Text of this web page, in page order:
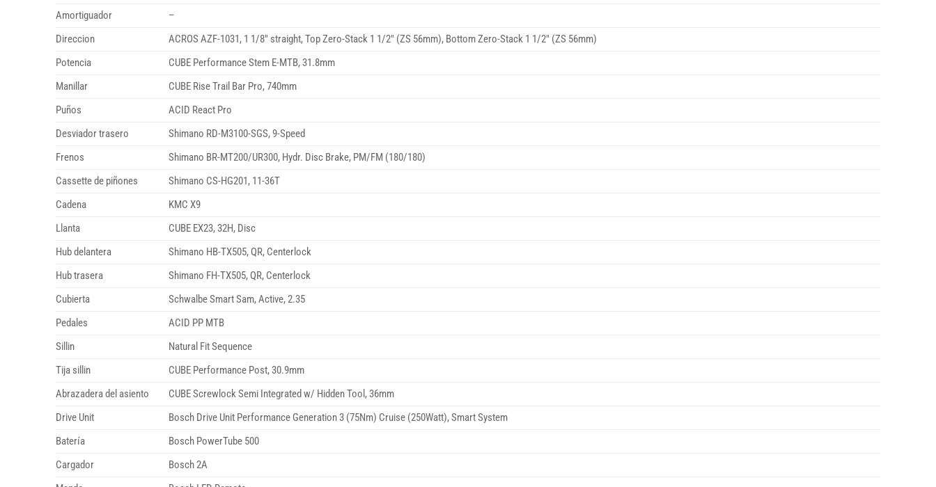
Amortiguador
–
Direccion
ACROS AZF-1031, 1 1/8″ straight, Top Zero-Stack 1 1/2″ (ZS 56mm), Bottom Zero-Stack 1 1/2″ (ZS 56mm)
Potencia
CUBE Performance Stem E-MTB, 31.8mm
Manillar
CUBE Rise Trail Bar Pro, 740mm
Puños
ACID React Pro
Desviador trasero
Shimano RD-M3100-SGS, 9-Speed
Frenos
Shimano BR-MT200/UR300, Hydr. Disc Brake, PM/FM (180/180)
Cassette de piñones
Shimano CS-HG201, 11-36T
Cadena
KMC X9
Llanta
CUBE EX23, 32H, Disc
Hub delantera
Shimano HB-TX505, QR, Centerlock
Hub trasera
Shimano FH-TX505, QR, Centerlock
Cubierta
Schwalbe Smart Sam, Active, 2.35
Pedales
ACID PP MTB
Sillin
Natural Fit Sequence
Tija sillin
CUBE Performance Post, 30.9mm
Abrazadera del asiento
CUBE Screwlock Semi Integrated w/ Hidden Tool, 36mm
Drive Unit
Bosch Drive Unit Performance Generation 3 (75Nm) Cruise (250Watt), Smart System
Batería
Bosch PowerTube 500
Cargador
Bosch 2A